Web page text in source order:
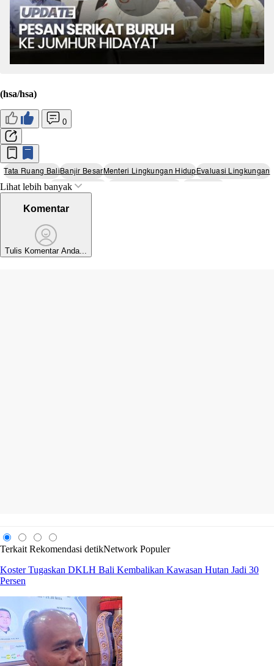
(hsa/hsa)
0
Tata Ruang BaliBanjir BesarMenteri Lingkungan HidupEvaluasi Lingkungan
Gubernur Koster
Lihat lebih banyak
Komentar
Tulis Komentar Anda...
Terkait Rekomendasi detikNetwork Populer
Koster Tugaskan DKLH Bali Kembalikan Kawasan Hutan Jadi 30
Persen